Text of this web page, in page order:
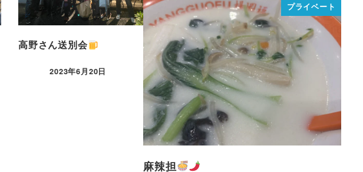
高野さん送別会
2023年6月20日
プライベート
麻辣担